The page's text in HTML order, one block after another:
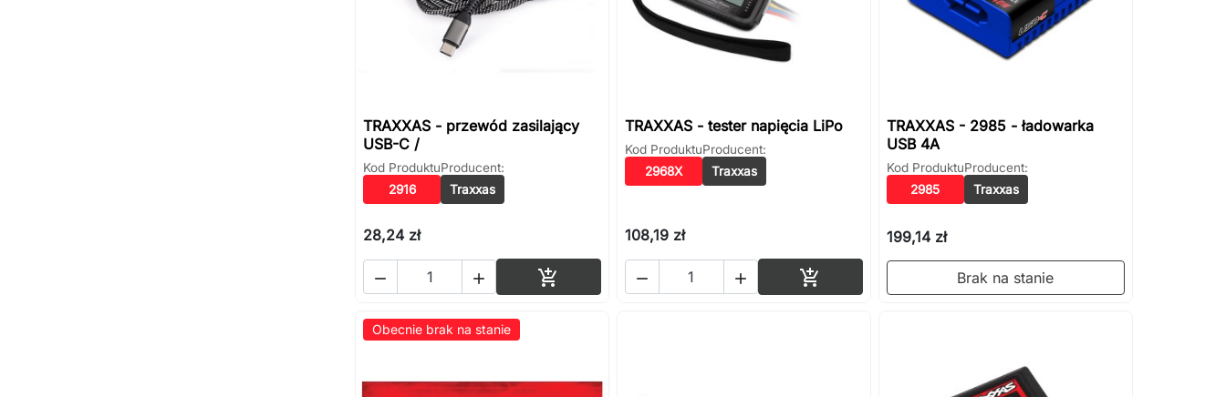
TRAXXAS - przewód zasilający
USB-C /
Kod Produktu
2916
Producent:
Traxxas
28,24 zł
   Dodaj do koszyka
TRAXXAS - tester napięcia LiPo
Kod Produktu
2968X
Producent:
Traxxas
108,19 zł
  
TRAXXAS - 2985 - ładowarka
USB 4A
Kod Produktu
2985
Producent:
Traxxas
199,14 zł
Brak na stanie
Obecnie brak na stanie